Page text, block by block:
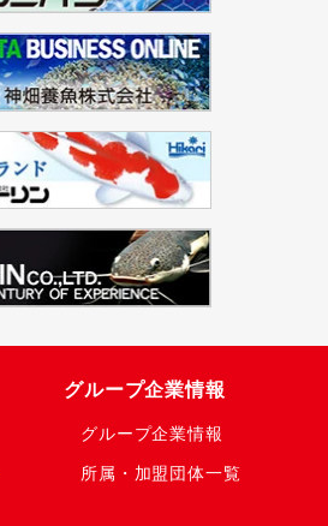
グループ企業情報
グループ企業情報
所属・加盟団体一覧